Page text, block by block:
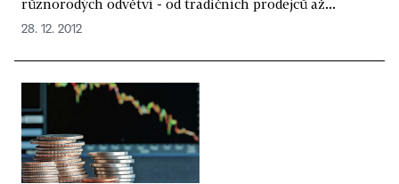
různorodých odvětví - od tradičních prodejců až...
28. 12. 2012